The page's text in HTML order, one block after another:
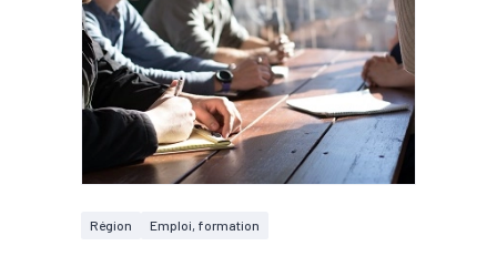
Région Emploi, formation